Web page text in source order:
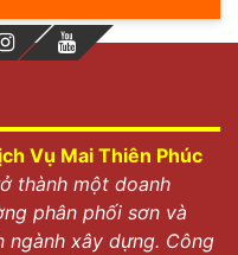
Vụ Mai Thiên Phúc
thành một doanh
phân phối sơn và
ngành xây dựng. Công